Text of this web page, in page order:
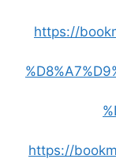
https://
https://